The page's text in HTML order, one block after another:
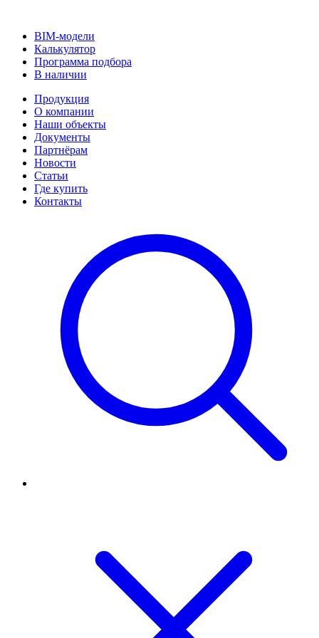
BIM-модели
Калькулятор
Программа подбора
В наличии
Продукция
О компании
Наши объекты
Документы
Партнёрам
Новости
Статьи
Где купить
Контакты